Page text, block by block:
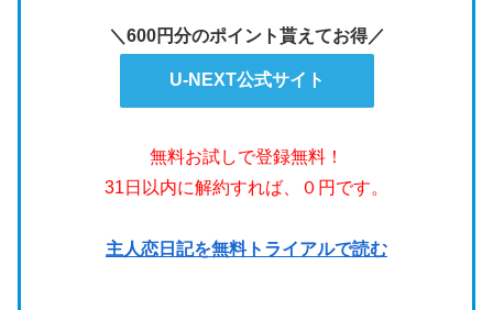
＼600円分のポイント貰えてお得／
U-NEXT公式サイト
無料お試しで登録無料！
31日以内に解約すれば、０円です。
主人恋日記を無料トライアルで読む